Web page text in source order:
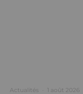
Actualités · 1 août 2026